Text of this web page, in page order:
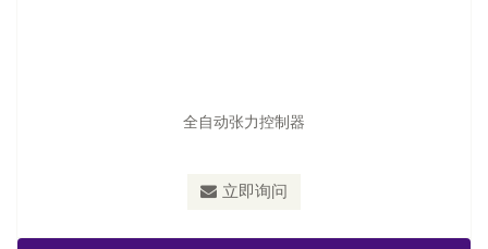
全自动张力控制器
立即询问